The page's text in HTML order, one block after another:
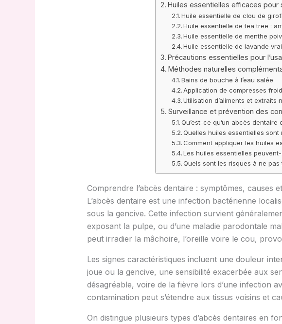
Huiles essentielles efficaces pour
Huile essentielle de clou de
Huile essentielle de tea tree :
Huile essentielle de menthe
Huile essentielle de lavande
Précautions essentielles pour
Méthodes naturelles
Bains de bouche à l’eau salée
Application de compresses
Utilisation d’aliments et
Surveillance et prévention des
Qu’est-ce qu’un abcès
Quelles huiles essentielles
Comment appliquer les huiles
Les huiles essentielles
Quels sont les risques à ne
Comprendre l’abcès dentaire : symptômes, causes
L’abcès dentaire est une infection bactérienne
sous la gencive. Cette infection survient
exposant la pulpe, ou d’une maladie parodontale
peut irradier la mâchoire, l’oreille voire le cou,
Les signes caractéristiques incluent une douleur
joue ou la gencive, une sensibilité exacerbée aux
désagréable, voire de la fièvre lors d’une infection
contamination peut s’étendre aux tissus voisins et
On distingue plusieurs types d’abcès dentaires en